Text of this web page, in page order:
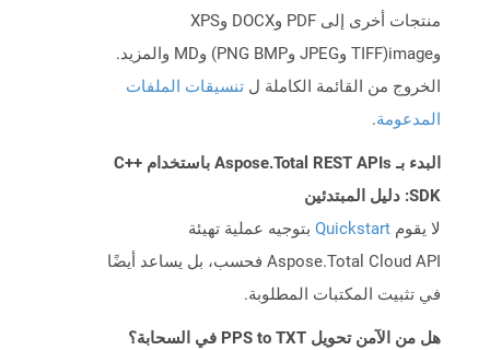
منتجات أخرى إلى PDF وDOCX وXPS
وimage(TIFF وJPEG وPNG BMP) وMD والمزيد.
الخروج من القائمة الكاملة ل تنسيقات الملفات
المدعومة.
البدء بـ Aspose.Total REST APIs باستخدام C++
SDK: دليل المبتدئين
لا يقوم Quickstart بتوجيه عملية تهيئة
Aspose.Total Cloud API فحسب، بل يساعد أيضًا
في تثبيت المكتبات المطلوبة.
هل من الآمن تحويل PPS to TXT في السحابة؟